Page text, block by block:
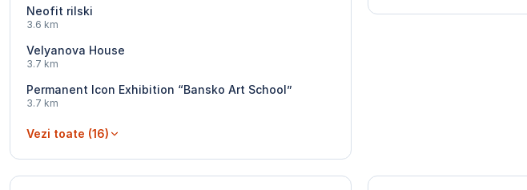
Neofit rilski
3.6 km
Velyanova House
3.7 km
Permanent Icon Exhibition “Bansko Art School”
3.7 km
Vezi toate (16)